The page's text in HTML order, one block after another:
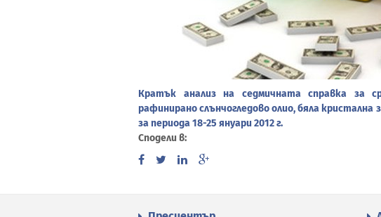
Кратък анализ на седмичната справка за
рафинирано слънчогледово олио, бяла кристална
за периода 18-25 януари 2012 г.
Сподели в: